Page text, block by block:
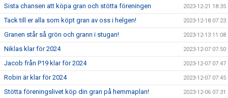
Sista chansen att köpa gran och stötta föreningen 2023-12-21 18:35
Tack till er alla som köpt gran av oss i helgen! 2023-12-18 07:23
Granen står så grön och grann i stugan! 2023-12-13 11:08
Niklas klar för 2024 2023-12-07 07:50
Jacob från P19 klar för 2024 2023-12-07 07:47
Robin är klar för 2024 2023-12-07 07:45
Stötta föreningslivet köp din gran på hemmaplan! 2023-12-06 07:31